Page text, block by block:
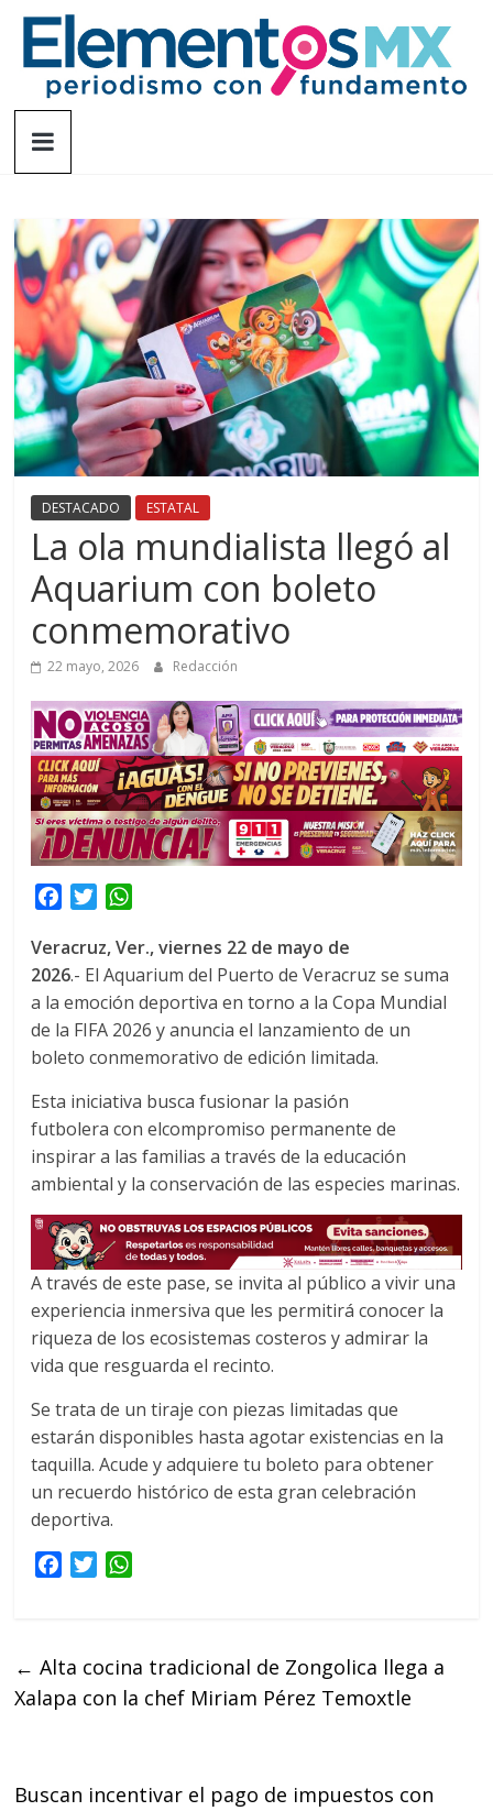
Saltar
contenido
Elementosmx
fundamento
DESTACADO ESTATAL
La ola mundialista llegó al
Aquarium con boleto
conmemorativo
22 mayo, 2026 Redacción
c
e
b
o
o
T
i
t
t
e
r
a
t
s
A
p
Veracruz, Ver., viernes 22 de mayo de
2026.- El Aquarium del Puerto de Veracruz se suma
a la emoción deportiva en torno a la Copa Mundial
de la FIFA 2026 y anuncia el lanzamiento de un
boleto conmemorativo de edición limitada.
Esta iniciativa busca fusionar la pasión
futbolera con elcompromiso permanente de
inspirar a las familias a través de la educación
ambiental y la conservación de las especies marinas.
A través de este pase, se invita al público a vivir una
experiencia inmersiva que les permitirá conocer la
riqueza de los ecosistemas costeros y admirar la
vida que resguarda el recinto.
Se trata de un tiraje con piezas limitadas que
estarán disponibles hasta agotar existencias en la
taquilla. Acude y adquiere tu boleto para obtener
un recuerdo histórico de esta gran celebración
deportiva.
b
o
T
t
e
s
A
← Alta cocina tradicional de Zongolica llega a
Xalapa con la chef Miriam Pérez Temoxtle
Buscan incentivar el pago de impuestos con